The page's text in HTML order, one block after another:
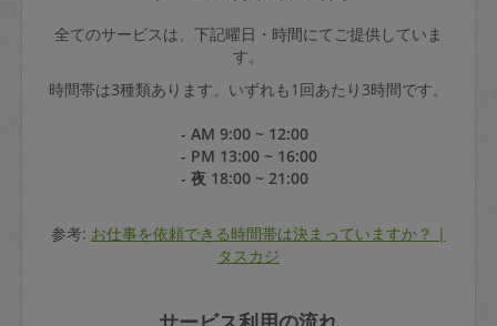
全てのサービスは、下記曜日・時間にてご提供していま
す。
時間帯は3種類あります。いずれも1回あたり3時間です。
- AM 9:00 ~ 12:00
- PM 13:00 ~ 16:00
- 夜 18:00 ~ 21:00
参考: お仕事を依頼できる時間帯は決まっていますか？ |
タスカジ